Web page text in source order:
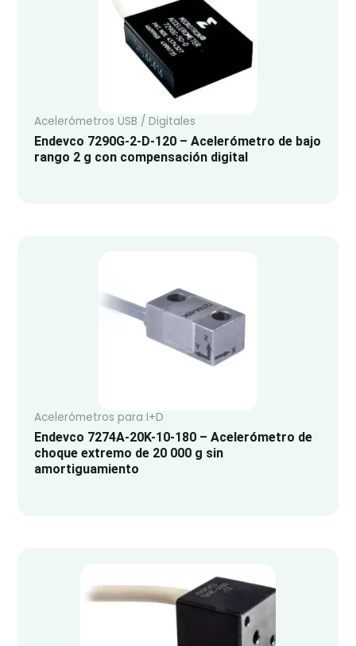
Acelerómetros USB / Digitales
Endevco 7290G-2-D-120 – Acelerómetro de bajo
rango 2 g con compensación digital
Acelerómetros para I+D
Endevco 7274A-20K-10-180 – Acelerómetro de
choque extremo de 20 000 g sin
amortiguamiento